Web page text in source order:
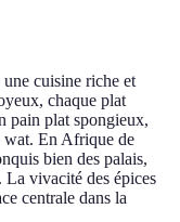
cuisine riche et
chaque plat
pain plat spongieux,
wat. En Afrique de
bien des palais,
La vivacité des épices
centrale dans la